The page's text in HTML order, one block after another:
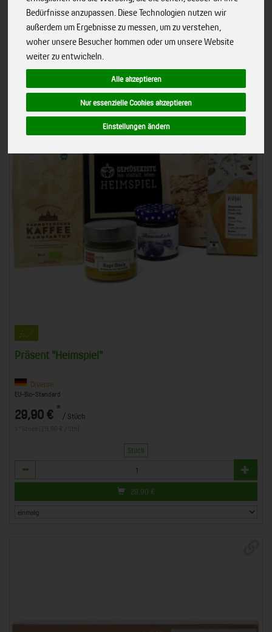
Bedürfnisse anzupassen. Diese Technologien nutzen wir
außerdem um Ergebnisse zu messen, um zu verstehen,
woher unsere Besucher kommen oder um unsere Website
weiter zu entwickeln.
Alle akzeptieren
Nur essenzielle Cookies akzeptieren
Einstellungen ändern
Merkmale
Präsent "Heimspiel"
Diverse
EU-Bio-Standard
29,90 € * / Stück
Stück
Anzahl
29,90 €